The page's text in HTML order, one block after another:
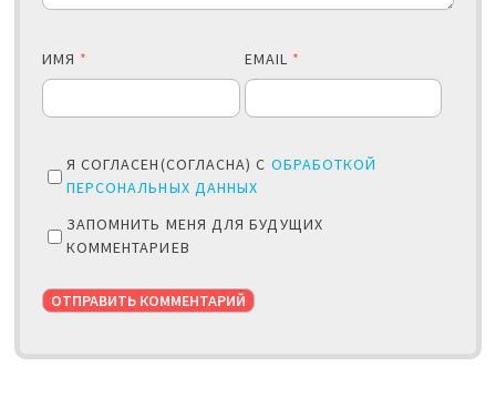
ИМЯ * EMAIL *
Я СОГЛАСЕН(СОГЛАСНА) С ОБРАБОТКОЙ
ПЕРСОНАЛЬНЫХ ДАННЫХ
ЗАПОМНИТЬ МЕНЯ ДЛЯ БУДУЩИХ
КОММЕНТАРИЕВ